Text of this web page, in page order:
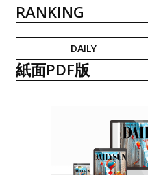
RANKING
DAILY
紙面PDF版